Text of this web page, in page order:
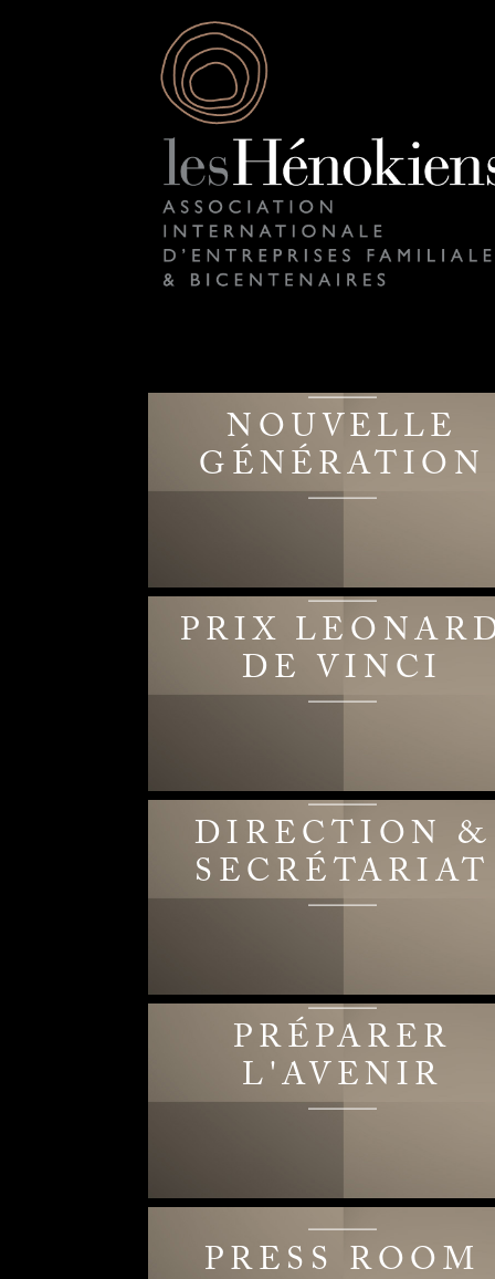
NOUVELLE
GÉNÉRATION
PRIX
DE VINCI
DIRECTION &
SECRÉTARIAT
PRÉPARER
L'AVENIR
PRESS ROOM